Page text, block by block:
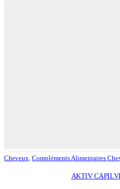
Cheveux Compléments Alimentaires
AKTIV